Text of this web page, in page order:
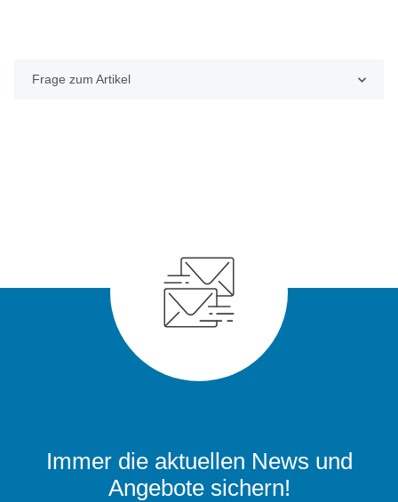
Frage zum Artikel
Immer die aktuellen News und
Angebote sichern!